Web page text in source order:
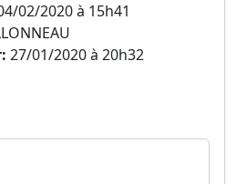
02/2020 à 15h41
27/01/2020 à 20h32